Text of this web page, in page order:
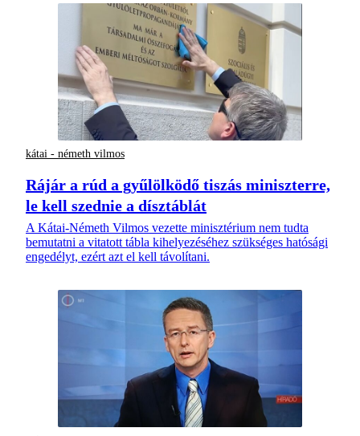
kátai - németh vilmos
Rájár a rúd a gyűlölködő tiszás miniszterre,
le kell szednie a dísztáblát
A Kátai-Németh Vilmos vezette minisztérium nem tudta
bemutatni a vitatott tábla kihelyezéséhez szükséges hatósági
engedélyt, ezért azt el kell távolítani.